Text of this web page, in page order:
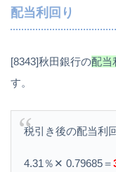
配当利回り
[8343]秋田銀行の配当
す。
税引き後の配当利
4.31％✕ 0.79685＝